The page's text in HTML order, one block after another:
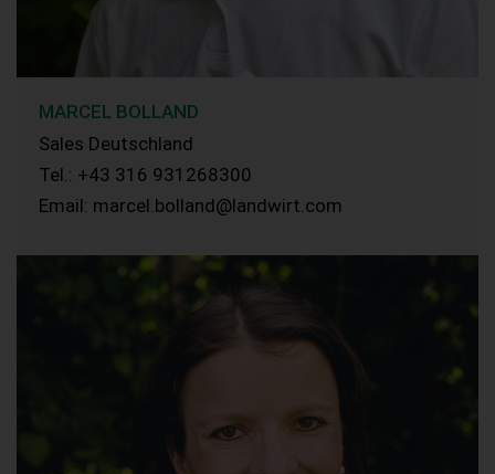
MARCEL BOLLAND
Sales Deutschland
Tel.: +43 316 931268300
Email: marcel.bolland@landwirt.com